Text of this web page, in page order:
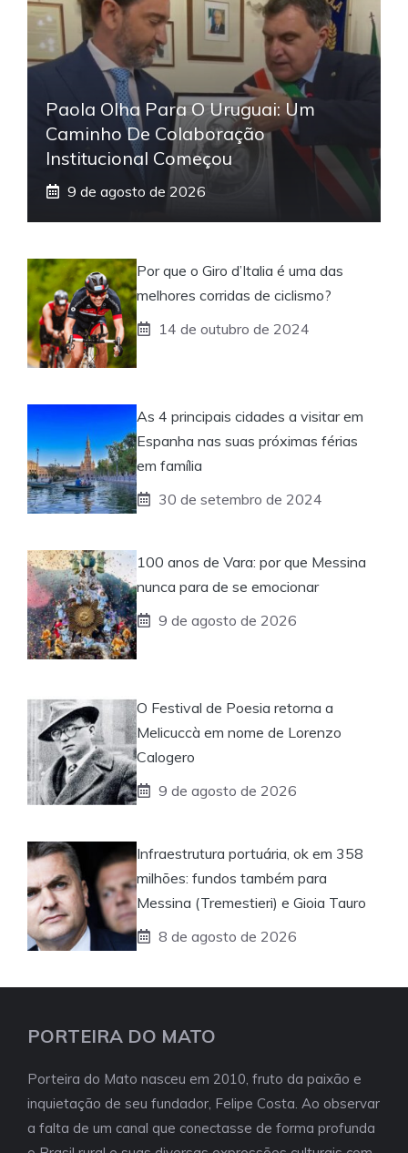
Paola Olha Para O Uruguai: Um
Caminho De Colaboração
Institucional Começou
9 de agosto de 2026
Por que o Giro d’Italia é uma das
melhores corridas de ciclismo?
14 de outubro de 2024
As 4 principais cidades a visitar em
Espanha nas suas próximas férias
em família
30 de setembro de 2024
100 anos de Vara: por que Messina
nunca para de se emocionar
9 de agosto de 2026
O Festival de Poesia retorna a
Melicuccà em nome de Lorenzo
Calogero
9 de agosto de 2026
Infraestrutura portuária, ok em 358
milhões: fundos também para
Messina (Tremestieri) e Gioia Tauro
8 de agosto de 2026
PORTEIRA DO MATO
Porteira do Mato nasceu em 2010, fruto da paixão e
inquietação de seu fundador, Felipe Costa. Ao observar
a falta de um canal que conectasse de forma profunda